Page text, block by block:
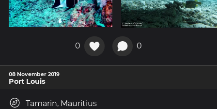
0 0
08 November 2019
Port Louis
Tamarin, Mauritius